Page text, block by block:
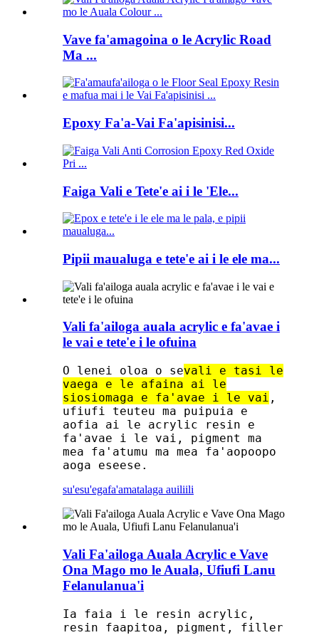
Vave fa'amagoina o le Acrylic Road
Ma ...
Epoxy Fa'a-Vai Fa'apisinisi...
Faiga Vali e Tete'e ai i le 'Ele...
Pipii maualuga e tete'e ai i le ele ma...
Vali fa'ailoga auala acrylic e fa'avae i
le vai e tete'e i le ofuina
O lenei oloa o sevali e tasi le
vaega e le afaina ai le
siosiomaga e fa'avae i le vai ,
ufiufi teuteu ma puipuia e
aofia ai le acrylic resin e
fa'avae i le vai, pigment ma
mea fa'atumu ma mea fa'aopoopo
aoga eseese.
su'esu'egafa'amatalaga auiliili
Vali Fa'ailoga Auala Acrylic e Vave
Ona Mago mo le Auala, Ufiufi Lanu
Felanulanua'i
Ia faia i le resin acrylic,
resin faapitoa, pigment, filler